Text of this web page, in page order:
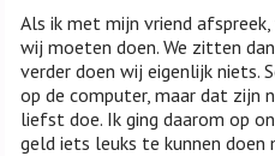
Als ik met mijn vriend
wij moeten doen. We zitten
verder doen wij eigenlijk niets.
op de computer, maar dat zijn
liefst doe. Ik ging daarom op
geld iets leuks te kunnen doen